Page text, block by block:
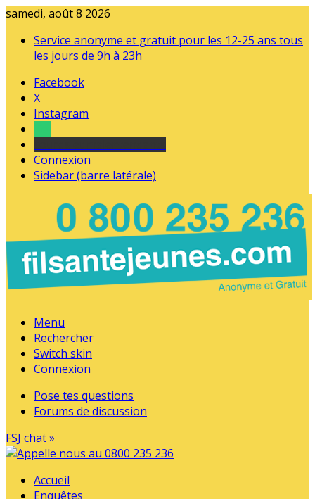
samedi, août 8 2026
Service anonyme et gratuit pour les 12-25 ans tous
les jours de 9h à 23h
Facebook
X
Instagram
Connexion
Sidebar (barre latérale)
Menu
Rechercher
Switch skin
Connexion
Pose tes questions
Forums de discussion
FSJ chat »
Accueil
Enquêtes